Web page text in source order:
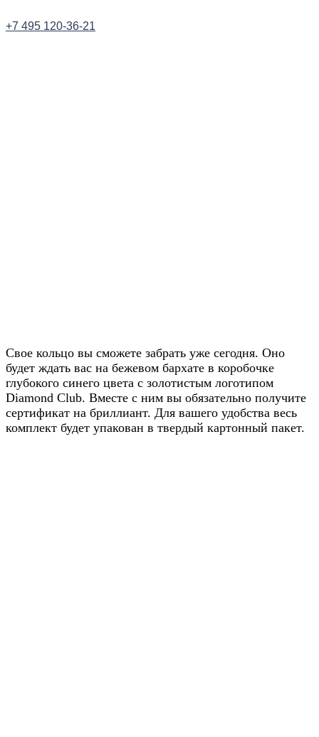
+7 495 120-36-21
Свое кольцо вы сможете забрать уже сегодня. Оно
будет ждать вас на бежевом бархате в коробочке
глубокого синего цвета с золотистым логотипом
Diamond Club. Вместе с ним вы обязательно получите
сертификат на бриллиант. Для вашего удобства весь
комплект будет упакован в твердый картонный пакет.